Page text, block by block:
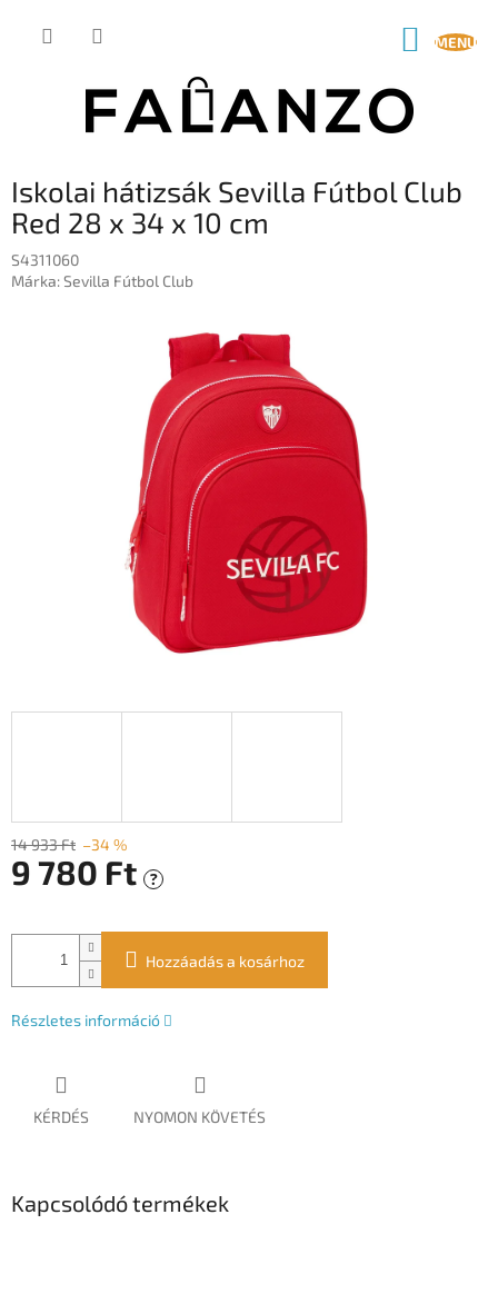
KOSÁR
Iskolai hátizsák Sevilla Fútbol Club
Red 28 x 34 x 10 cm
S4311060
Márka:Sevilla Fútbol Club
14 933 Ft –34 %
9 780 Ft ?
Hozzáadás a kosárhoz
Részletes információ
KÉRDÉS NYOMON KÖVETÉS
Kapcsolódó termékek